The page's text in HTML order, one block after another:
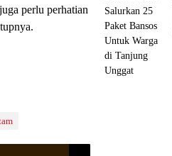
perlu perhatian